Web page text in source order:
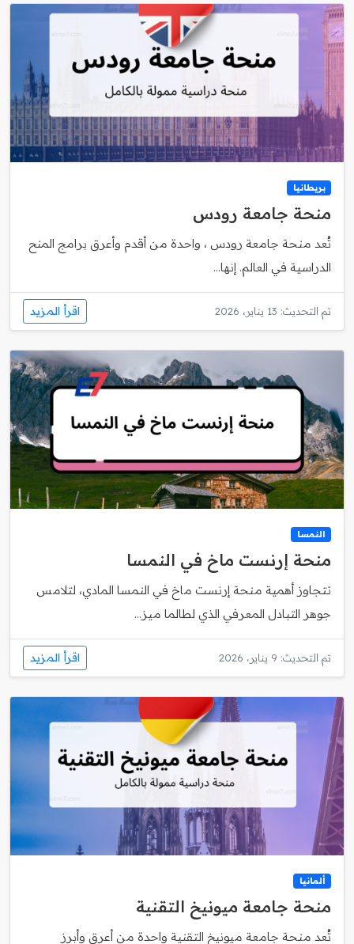
بريطانيا
منحة جامعة رودس
تُعد منحة جامعة رودس ، واحدة من أقدم وأعرق برامج المنح
الدراسية في العالم. إنها...
تم التحديث: 13 يناير، 2026 اقرأ المزيد
النمسا
منحة إرنست ماخ في النمسا
تتجاوز أهمية منحة إرنست ماخ في النمسا المادي، لتلامس
جوهر التبادل المعرفي الذي لطالما ميز...
تم التحديث: 9 يناير، 2026 اقرأ المزيد
ألمانيا
منحة جامعة ميونيخ التقنية
تُعد منحة جامعة ميونيخ التقنية واحدة من أعرق وأبرز